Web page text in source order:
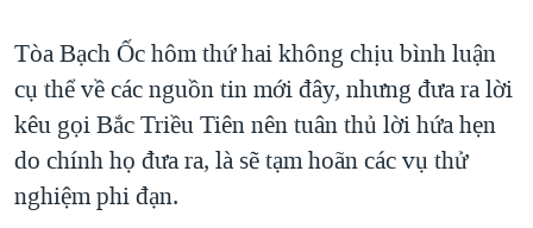
CÁC GIÁ TRỊ CỘNG HÒA Ở VIỆT NAM
THƯỢNG ĐỈNH TRUMP-KIM TẠI VIỆT NAM
TRỊNH VĨNH BÌNH VS. CHÍNH PHỦ VIỆT NAM
NGƯ DÂN VIỆT VÀ LÀN SÓNG TRỘM HẢI SÂM
Tòa Bạch Ốc hôm thứ hai không chịu bình luận
cụ thể về các nguồn tin mới đây, nhưng đưa ra lời
kêu gọi Bắc Triều Tiên nên tuân thủ lời hứa hẹn
do chính họ đưa ra, là sẽ tạm hoãn các vụ thử
nghiệm phi đạn.